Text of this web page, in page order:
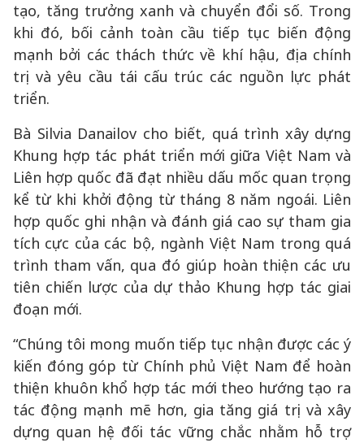
tạo, tăng trưởng xanh và chuyển đổi số. Trong
khi đó, bối cảnh toàn cầu tiếp tục biến động
mạnh bởi các thách thức về khí hậu, địa chính
trị và yêu cầu tái cấu trúc các nguồn lực phát
triển.
Bà Silvia Danailov cho biết, quá trình xây dựng
Khung hợp tác phát triển mới giữa Việt Nam và
Liên hợp quốc đã đạt nhiều dấu mốc quan trọng
kể từ khi khởi động từ tháng 8 năm ngoái. Liên
hợp quốc ghi nhận và đánh giá cao sự tham gia
tích cực của các bộ, ngành Việt Nam trong quá
trình tham vấn, qua đó giúp hoàn thiện các ưu
tiên chiến lược của dự thảo Khung hợp tác giai
đoạn mới.
“Chúng tôi mong muốn tiếp tục nhận được các ý
kiến đóng góp từ Chính phủ Việt Nam để hoàn
thiện khuôn khổ hợp tác mới theo hướng tạo ra
tác động mạnh mẽ hơn, gia tăng giá trị và xây
dựng quan hệ đối tác vững chắc nhằm hỗ trợ